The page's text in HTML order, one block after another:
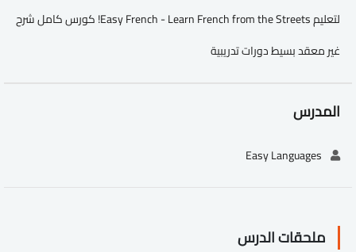
لتعليم Easy French - Learn French from the Streets! كورس كامل شرح
غير معقد بسيط دورات تدريبية
المدرس
ملحقات الدرس